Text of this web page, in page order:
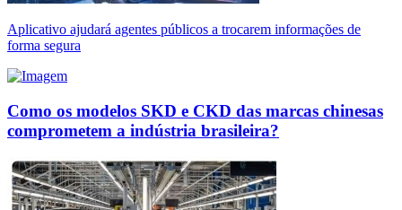
Aplicativo ajudará agentes públicos a trocarem informações de
forma segura
Como os modelos SKD e CKD das marcas chinesas
comprometem a indústria brasileira?